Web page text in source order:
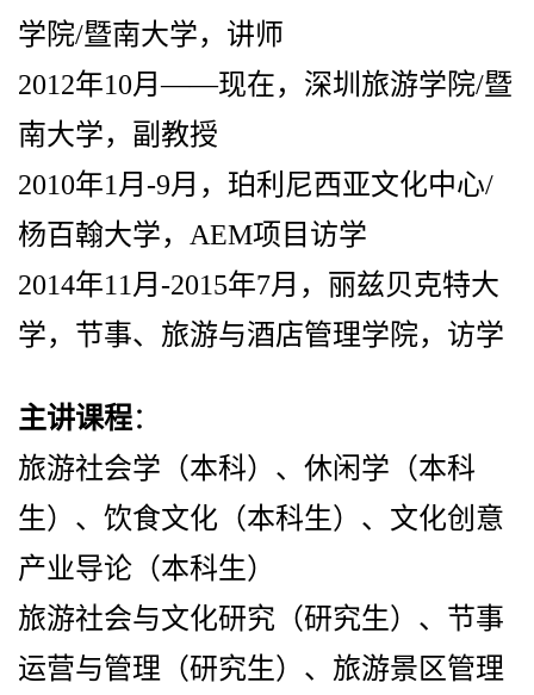
学院/暨南大学，讲师
2012年10月——现在，深圳旅游学院/暨
南大学，副教授
2010年1 月 -9月，珀利尼西亚文化中心/
杨百翰大学， AEM项目访学
2014年11 月 -2015年7月，丽兹贝克特大
学，节事、旅游与酒店管理学院，访学
主讲课程：
旅游社会学（本科）、休闲学（本科
生）、饮食文化（本科生）、文化创意
产业导论（本科生）
旅游社会与文化研究（研究生）、节事
运营与管理（研究生）、旅游景区管理